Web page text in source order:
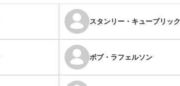
スタンリー・キューブリック
ボブ・ラフェルソン